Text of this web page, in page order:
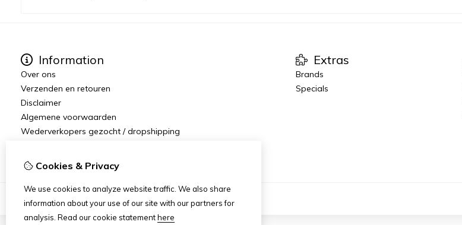
Information
Over ons
Verzenden en retouren
Disclaimer
Algemene voorwaarden
Wederverkopers gezocht / dropshipping
Extras
Brands
Specials
Cookies & Privacy
We use cookies to analyze website traffic. We also share
information about your use of our site with our partners for
analysis. Read our cookie statementhere